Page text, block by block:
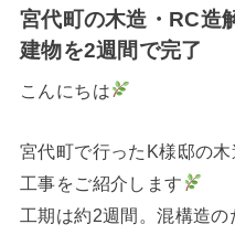
宮代町の木造・RC造
建物を2週間で完了
こんにちは
宮代町で行ったK様邸の
工事をご紹介します
工期は約2週間。混構造